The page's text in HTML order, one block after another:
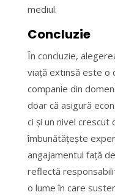
mediul.
Concluzie
În concluzie,
viață extinsă este o
companie din
doar că asigură
ci și un nivel crescut
îmbunătățește
angajamentul față
reflectă
o lume în care